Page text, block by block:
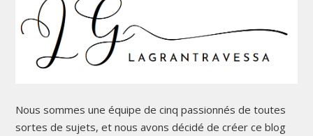
Nous sommes une équipe de cinq passionnés de toutes
sortes de sujets, et nous avons décidé de créer ce blog